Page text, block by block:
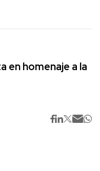
en homenaje a la